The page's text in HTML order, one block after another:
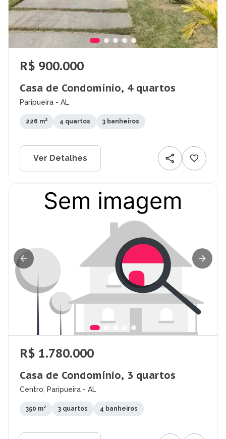
R$ 900.000
Casa de Condomínio, 4 quartos
Paripueira - AL
226 m² 4 quartos 3 banheiros
Ver Detalhes
R$ 1.780.000
Casa de Condomínio, 3 quartos
Centro, Paripueira - AL
350 m² 3 quartos 4 banheiros